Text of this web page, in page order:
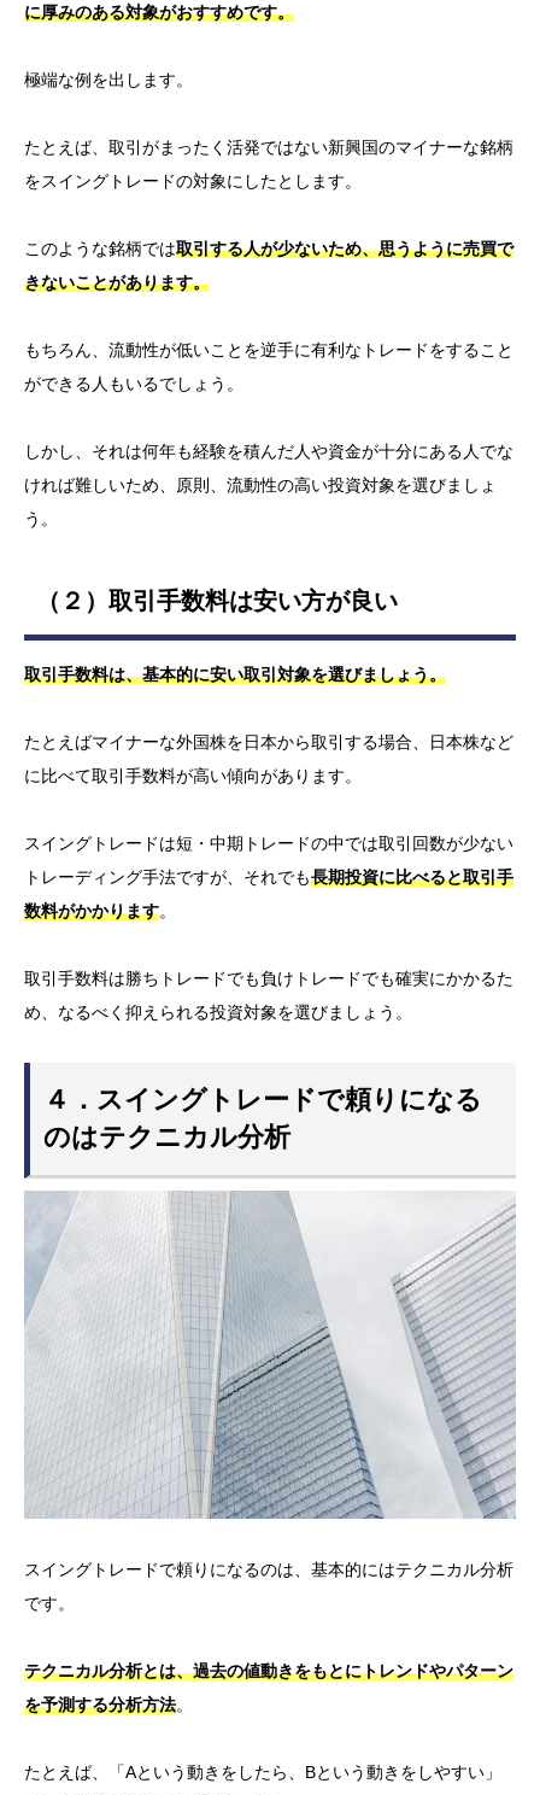
に厚みのある対象がおすすめです。
極端な例を出します。
たとえば、取引がまったく活発ではない新興国のマイナーな銘柄
をスイングトレードの対象にしたとします。
このような銘柄では取引する人が少ないため、思うように売買で
きないことがあります。
もちろん、流動性が低いことを逆手に有利なトレードをすること
ができる人もいるでしょう。
しかし、それは何年も経験を積んだ人や資金が十分にある人でな
ければ難しいため、原則、流動性の高い投資対象を選びましょ
う。
（２）取引手数料は安い方が良い
取引手数料は、基本的に安い取引対象を選びましょう。
たとえばマイナーな外国株を日本から取引する場合、日本株など
に比べて取引手数料が高い傾向があります。
スイングトレードは短・中期トレードの中では取引回数が少ない
トレーディング手法ですが、それでも長期投資に比べると取引手
数料がかかります。
取引手数料は勝ちトレードでも負けトレードでも確実にかかるた
め、なるべく抑えられる投資対象を選びましょう。
４．スイングトレードで頼りになる
のはテクニカル分析
スイングトレードで頼りになるのは、基本的にはテクニカル分析
です。
テクニカル分析とは、過去の値動きをもとにトレンドやパターン
を予測する分析方法。
たとえば、「Aという動きをしたら、Bという動きをしやすい」